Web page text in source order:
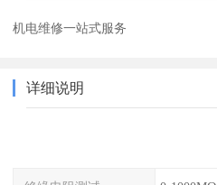
机电维修一站式服务
详细说明